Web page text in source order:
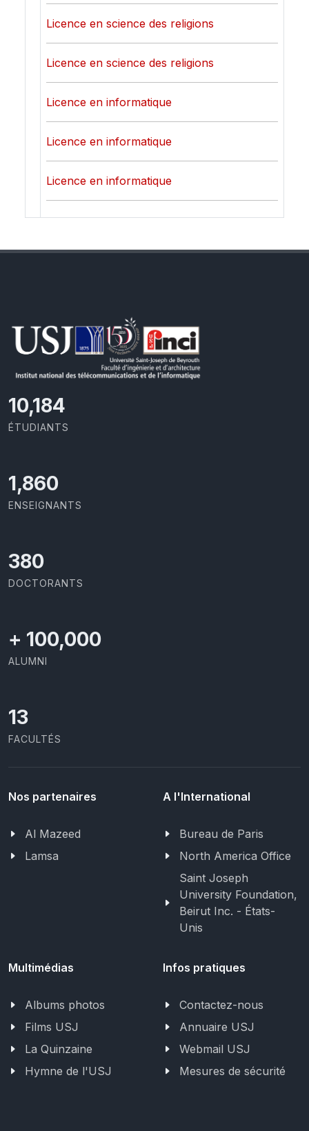
Licence en science des religions
Licence en science des religions
Licence en informatique
Licence en informatique
Licence en informatique
11,727
ÉTUDIANTS
2,142
ENSEIGNANTS
437
DOCTORANTS
+ 100,000
ALUMNI
13
FACULTÉS
Nos partenaires
Al Mazeed
Lamsa
A l'International
Bureau de Paris
North America Office
Saint Joseph
University Foundation,
Beirut Inc. - États-
Unis
Multimédias
Albums photos
Films USJ
La Quinzaine
Hymne de l'USJ
Infos pratiques
Contactez-nous
Annuaire USJ
Webmail USJ
Mesures de sécurité